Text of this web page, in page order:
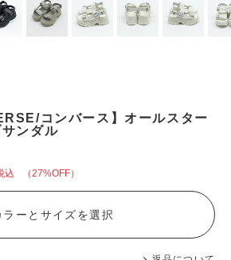
コンバース】オールスター
サンダル
（27%OFF）
込
ラーとサイズを選択